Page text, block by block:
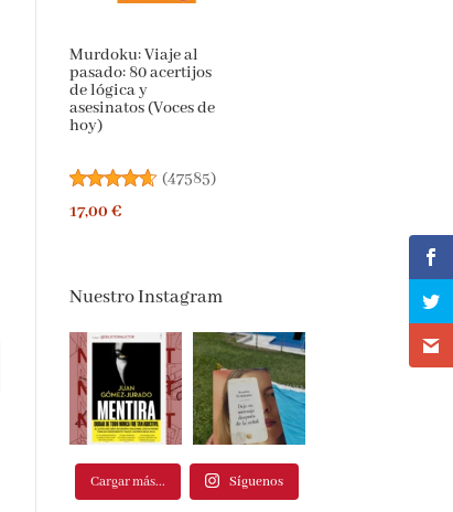
Murdoku: Viaje al
pasado: 80 acertijos
de lógica y
asesinatos (Voces de
hoy)
(47585)
17,00 €
Nuestro Instagram
Cargar más... Síguenos